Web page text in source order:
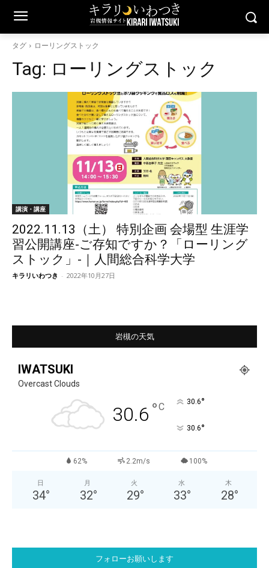
タグ ローリングストック
Tag: ローリングストック
講演・講座
2022.11.13（土） 特別企画 会場型 生涯学
習公開講座-ご存知ですか？「ローリング
ストック」-｜人間総合科学大学
キラリいわつき - 2022年10月27日
岩槻の天気
IWATSUKI
Overcast Clouds
30.6 °C 30.6°
30.6°
62% 2.2m/s 100%
日
34°
月
32°
火
29°
水
33°
木
28°
フォローお願いします